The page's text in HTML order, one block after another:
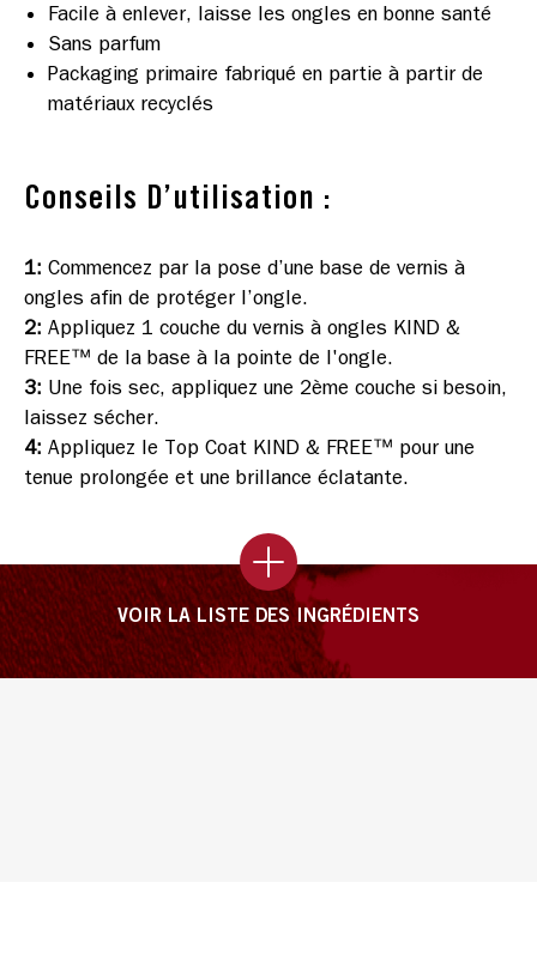
Facile à enlever, laisse les ongles en bonne santé
Sans parfum
Packaging primaire fabriqué en partie à partir de
matériaux recyclés
Conseils D’utilisation :
1: Commencez par la pose d’une base de vernis à
ongles afin de protéger l’ongle.
2: Appliquez 1 couche du vernis à ongles KIND &
FREE™ de la base à la pointe de l'ongle.
3: Une fois sec, appliquez une 2ème couche si besoin,
laissez sécher.
4: Appliquez le Top Coat KIND & FREE™ pour une
tenue prolongée et une brillance éclatante.
VOIR LA LISTE DES INGRÉDIENTS